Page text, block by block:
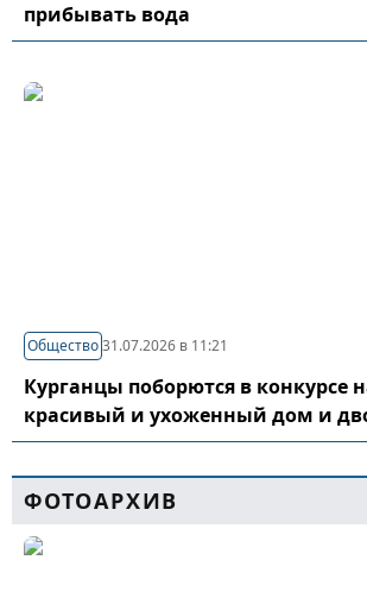
прибывать вода
Общество31.07.2026 в 11:21
Курганцы поборются в конкурсе
красивый и ухоженный дом и
ФОТОАРХИВ